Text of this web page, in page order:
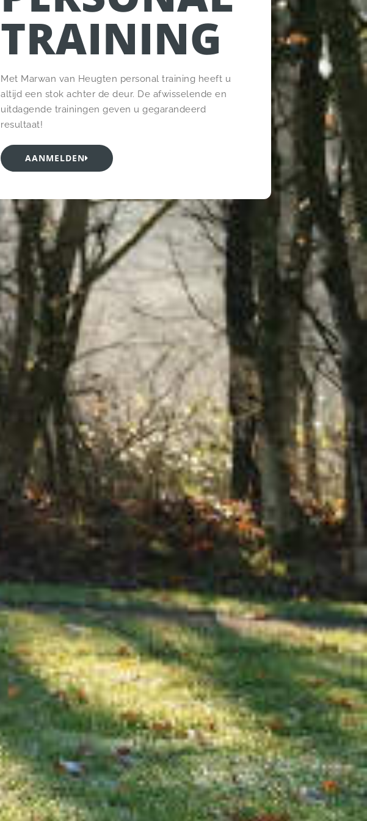
TRAINING
Met Marwan van Heugten personal training heeft u
altijd een stok achter de deur. De afwisselende en
uitdagende trainingen geven u gegarandeerd
resultaat!
AANMELDEN